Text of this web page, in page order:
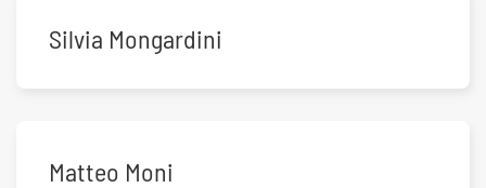
Silvia Mongardini
Matteo Moni